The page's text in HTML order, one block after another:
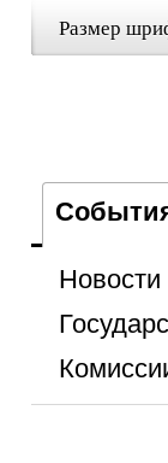
Размер
Новости